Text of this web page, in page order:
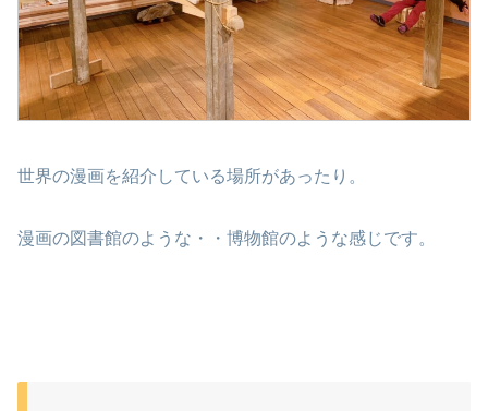
世界の漫画を紹介している場所があったり。
漫画の図書館のような・・博物館のような感じです。